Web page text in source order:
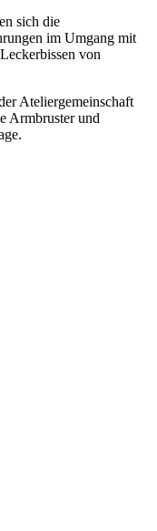
sich die
im Umgang mit
von
Ateliergemeinschaft
Armbruster und